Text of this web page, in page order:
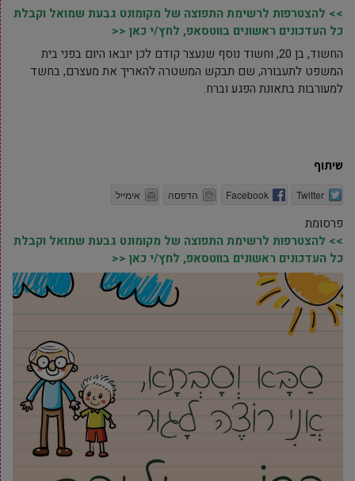
>> להצטרפות לרשימת התפוצה של מקומונט גבעת שמואל וקבלת
כל העדכונים ראשונים בווטסאפ, לחץ/י כאן <<
החשוד, בן 20, וחשוד נוסף שנעצר קודם לכן יובאו היום בפני בית
המשפט לתעבורה, שם תבקש המשטרה להאריך את מעצרם, בחשד
למעורבות בתאונת הפגע וברח.
שיתוף
Twitter
Facebook הדפסה אימייל
פרסומת
>> להצטרפות לרשימת התפוצה של מקומונט גבעת שמואל וקבלת
כל העדכונים ראשונים בווטסאפ, לחץ/י כאן <<